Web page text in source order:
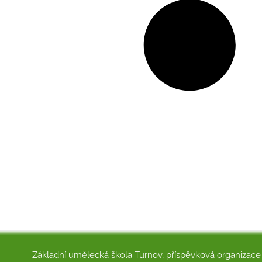
Základní umělecká škola Turnov, příspěvková organizace